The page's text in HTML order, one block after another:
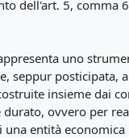
dell'art. 5, comma
uno
seppur posticipata,
insieme dai
ovvero per
una entità